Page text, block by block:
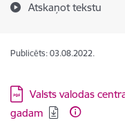
Atskaņot tekstu
Publicēts: 03.08.2022.
Lejupielādēt:
Valsts valodas
gadam